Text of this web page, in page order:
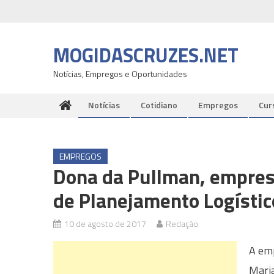
MOGIDASCRUZES.NET
Notícias, Empregos e Oportunidades
Notícias Cotidiano Empregos
EMPREGOS
Dona da Pullman,
de Planejamento
10 de agosto de 2017 Redação
A